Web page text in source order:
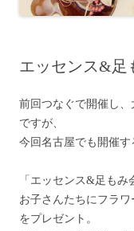
エッセンス&
前回つなぐで開催し、
ですが、
今回名古屋でも開催す
「エッセンス&足もみ
お子さんたちにフラ
をプレゼント。